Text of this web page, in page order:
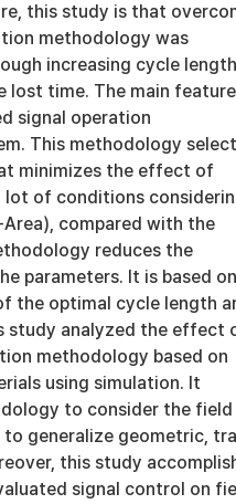
this study is that
methodology was
increasing cycle
lost time. The main
signal operation
This methodology
minimizes the effect of
lot of conditions
compared with the
reduces the
parameters. It is based on
the optimal cycle length
study analyzed the effect
methodology based on
using simulation. It
to consider the field
to generalize geometric,
this study
signal control on